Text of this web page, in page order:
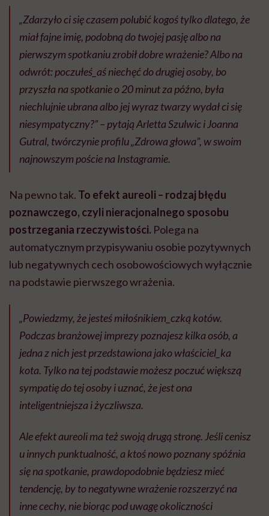
„Zdarzyło ci się czasem polubić kogoś tylko dlatego, że
miał fajne imię, podobną do twojej pasję albo na
pierwszym spotkaniu zrobił dobre wrażenie? Albo na
odwrót: poczułeś_aś niechęć do drugiej osoby, bo
przyszła na spotkanie o 20 minut za późno, była
niechlujnie ubrana albo jej wyraz twarzy wydał ci się
niesympatyczny?” – pytają Arletta Szulwic i Joanna
Gutral, twórczynie profilu „Zdrowa głowa”, w swoim
najnowszym poście na Instagramie.
Na pewno tak. To efekt aureoli – rodzaj błędu
poznawczego, czyli nieracjonalnego sposobu
postrzegania rzeczywistości. Polega na
automatycznym przypisywaniu osobie pozytywnych
lub negatywnych cech osobowościowych wyłącznie
na podstawie pierwszego wrażenia.
„Powiedzmy, że jesteś miłośnikiem_czką kotów.
Podczas branżowej imprezy poznajesz kilka osób, a
jedna z nich jest przedstawiona jako właściciel_ka
kota. Tylko na tej podstawie możesz poczuć większą
sympatię do tej osoby i uznać, że jest ona
inteligentniejsza i życzliwsza.
Ale efekt aureoli ma też swoją drugą stronę. Jeśli cenisz
u innych punktualność, a ktoś nowo poznany spóźnia
się na spotkanie, prawdopodobnie będziesz mieć
tendencję, by to negatywne wrażenie rozszerzyć na
inne cechy, nie biorąc pod uwagę okoliczności